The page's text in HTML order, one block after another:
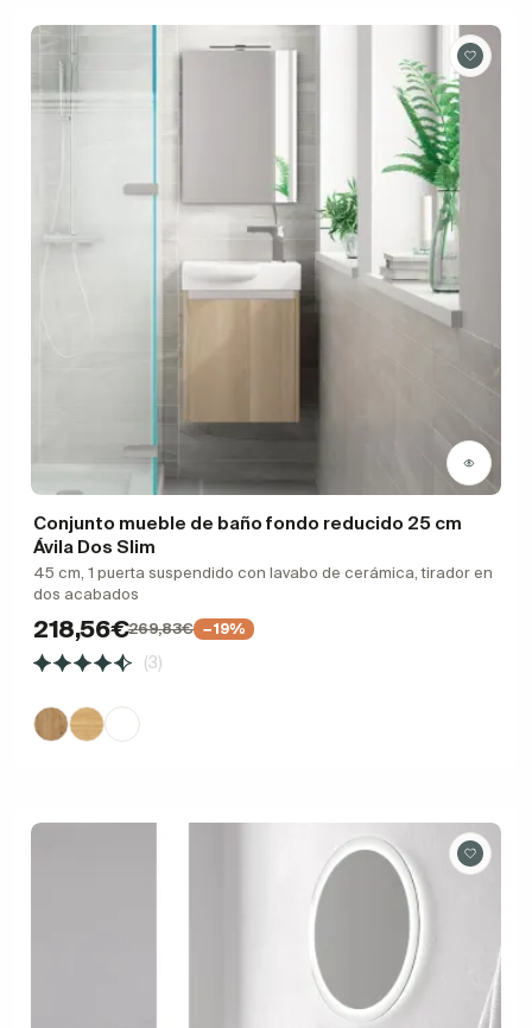
Conjunto mueble de baño fondo reducido 25 cm
Ávila Dos Slim
45 cm, 1 puerta suspendido con lavabo de cerámica, tirador en
dos acabados
218,56€269,83€ −19%
(3)